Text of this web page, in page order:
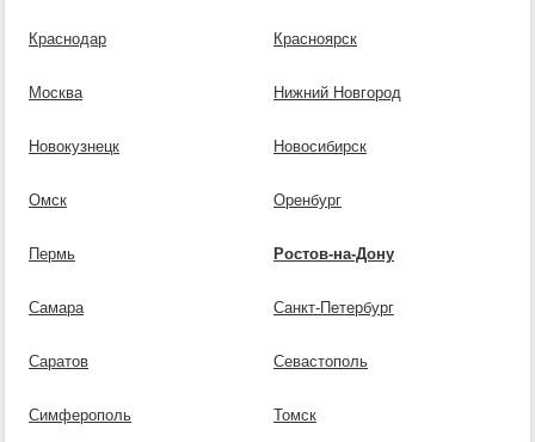
Краснодар Красноярск
Москва Нижний Новгород
Новокузнецк Новосибирск
Омск Оренбург
Пермь Ростов-на-Дону
Самара Санкт-Петербург
Саратов Севастополь
Симферополь Томск